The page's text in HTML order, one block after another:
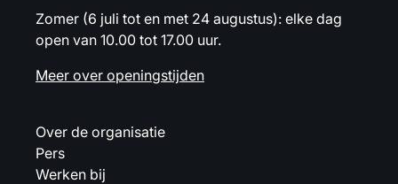
Zomer (6 juli tot en met 24 augustus): elke dag
open van 10.00 tot 17.00 uur.
Meer over openingstijden
Over de organisatie
Pers
Werken bij